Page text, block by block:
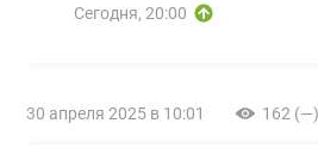
Сегодня, 20:00
30 апреля 2025 в 10:01 162 (—)